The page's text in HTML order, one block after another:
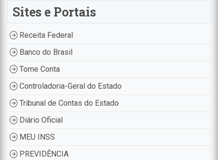
Sites e Portais
Receita Federal
Banco do Brasil
Tome Conta
Controladoria-Geral do Estado
Tribunal de Contas do Estado
Diário Oficial
MEU INSS
PREVIDÊNCIA